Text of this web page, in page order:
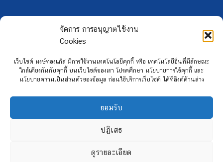
จัดการ การอนุญาตใช้งาน
Cookies
เว็บไซต์ หงษ์ทองแก๊ส มีการใช้งานเทคโนโลยีคุกกี้ หรือ เทคโนโลยีอื่นที่มีลักษณะ
ใกล้เคียงกันกับคุกกี้ บนเว็บไซต์ของเรา โปรดศึกษา นโยบายการใช้คุกกี้ และ
นโยบายความเป็นส่วนตัวของข้อมูล ก่อนใช้บริการเว็บไซต์ ได้ที่ลิงค์ด้านล่าง
ยอมรับ
ปฏิเสธ
ดูรายละเอียด
Copyright 2026 © Hongtong Auto Gas